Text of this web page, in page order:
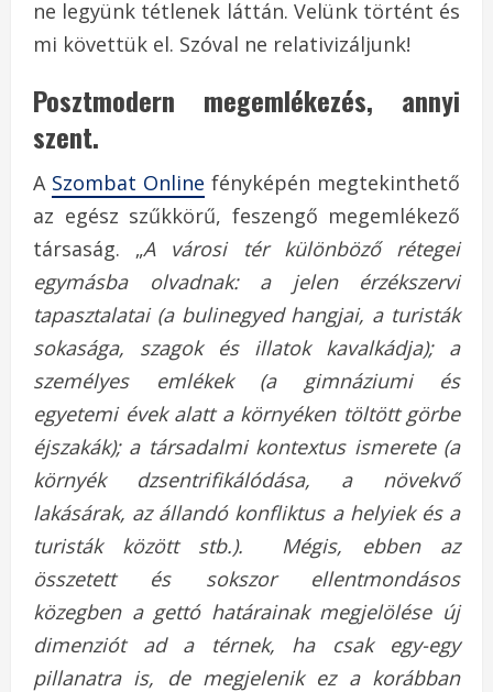
ne legyünk tétlenek láttán. Velünk történt és
mi követtük el. Szóval ne relativizáljunk!
Posztmodern megemlékezés, annyi
szent.
A Szombat Online fényképén megtekinthető
az egész szűkkörű, feszengő megemlékező
társaság. „A városi tér különböző rétegei
egymásba olvadnak: a jelen érzékszervi
tapasztalatai (a bulinegyed hangjai, a turisták
sokasága, szagok és illatok kavalkádja); a
személyes emlékek (a gimnáziumi és
egyetemi évek alatt a környéken töltött görbe
éjszakák); a társadalmi kontextus ismerete (a
környék dzsentrifikálódása, a növekvő
lakásárak, az állandó konfliktus a helyiek és a
turisták között stb.). Mégis, ebben az
összetett és sokszor ellentmondásos
közegben a gettó határainak megjelölése új
dimenziót ad a térnek, ha csak egy-egy
pillanatra is, de megjelenik ez a korábban